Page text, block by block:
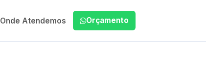
Onde Atendemos Orçamento